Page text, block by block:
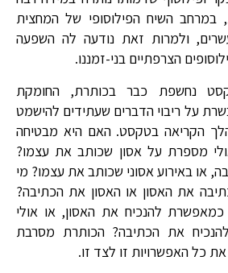
השיח הפילוסופי של המחצית
ולמרות זאת נודעה לה השפעה
הצרפתיים בני-זמננו.
נחשפת כבר בכותרת, החומקת
על ריבוי הדברים שעתידים להישמט
הקריאה בטקסט. האם היא מבטיחה
מספרת על אסון שכותב את עצמו?
או באירוע אסוני שכותב את עצמו? מי
את האסון או האסון את הכתיבה?
להנכיח את האסון, או אולי
את הכתיבה? הכותרת מסרבת
כל האפשרויות זו לצד זו.